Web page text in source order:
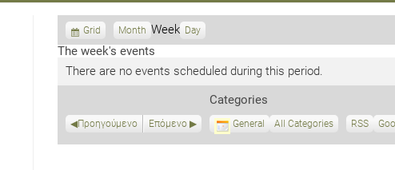
V
i
w
a
Grid Month Week Day
The week's events
There are no events scheduled during this period.
Προηγούμενο Επόμενο
Categories
General All Categories RSS
S